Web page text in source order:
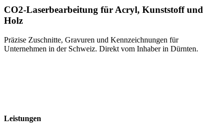
CO2-Laserbearbeitung für Acryl, Kunststoff und
Holz
Präzise Zuschnitte, Gravuren und Kennzeichnungen für
Unternehmen in der Schweiz. Direkt vom Inhaber in Dürnten.
Leistungen